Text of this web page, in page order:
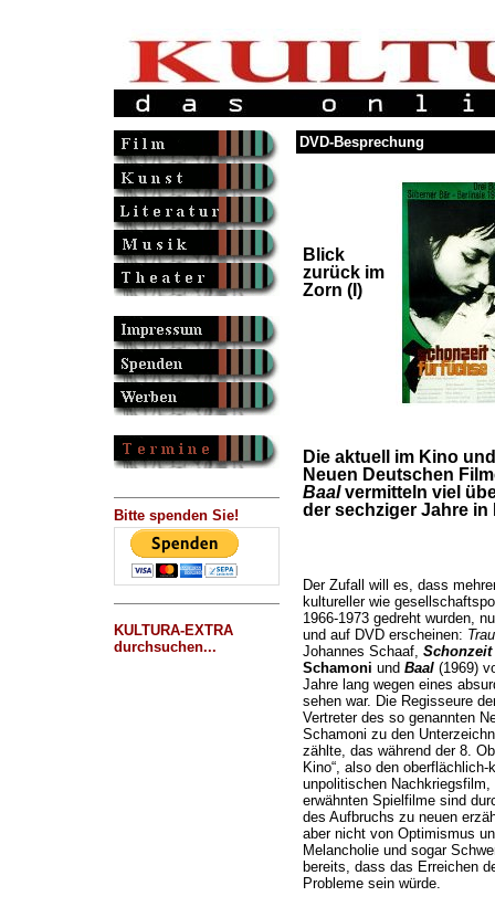
Bitte spenden Sie!
KULTURA-EXTRA
durchsuchen...
DVD-Besprechung
Blick
zurück im
Zorn (I)
Die aktuell im Kino
Neuen Deutschen
Baalvermitteln viel
der sechziger Jahre in
Der Zufall will es, dass
kultureller wie
1966-1973 gedreht wurden,
und auf DVD erscheinen:
Johannes Schaaf,
Schamoni und Baal(1969)
Jahre lang wegen eines
sehen war. Die Regisseure
Vertreter des so genannten
Schamoni zu den
zählte, das während der 8.
Kino“, also den
unpolitischen
erwähnten Spielfilme sind
des Aufbruchs zu neuen
aber nicht von Optimismus
Melancholie und sogar
bereits, dass das Erreichen
Probleme sein würde.